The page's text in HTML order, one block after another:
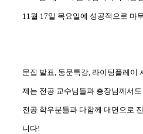
11월 17일 목요일에 성공적으로 마
문집 발표, 동문특강, 라이팅플레이
제는 전공 교수님들과 총장님께서
전공 학우분들과 다함께 대면으로
니다!